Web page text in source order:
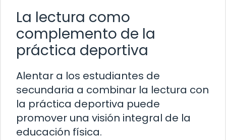
La lectura como
complemento de la
práctica deportiva
Alentar a los estudiantes de
secundaria a combinar la lectura con
la práctica deportiva puede
promover una visión integral de la
educación física.